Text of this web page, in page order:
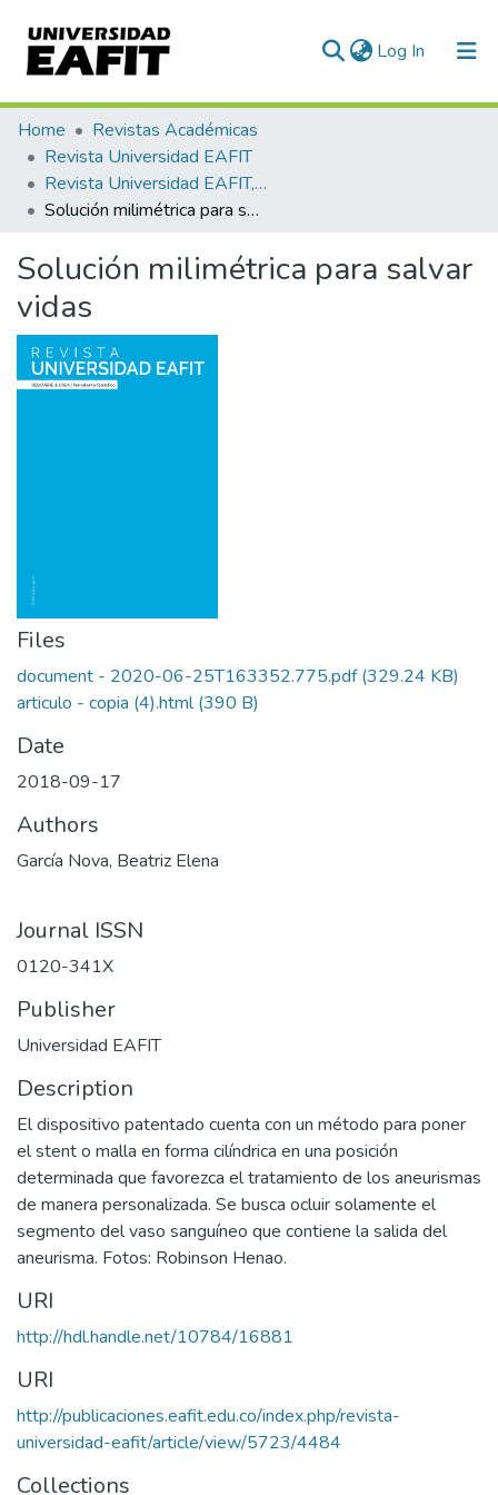
Log In (current)
Communities & Collections
All of DSpace
Statistics
Home
Revistas Académicas
Revista Universidad EAFIT
Revista Universidad EAFIT, Vol. 53, Núm. 171 (2018)
Solución milimétrica para salvar vidas
Solución milimétrica para salvar
vidas
Files
document - 2020-06-25T163352.775.pdf(329.24 KB)
articulo - copia (4).html(390 B)
Date
2018-09-17
Authors
García Nova, Beatriz Elena
Journal ISSN
0120-341X
Publisher
Universidad EAFIT
Description
​El dispositivo patentado cuenta con un método para poner
el stent o malla en forma cilíndrica en una posición
determinada que favorezca el tratamiento de los aneurismas
de manera personalizada. Se busca ocluir solamente el
segmento del vaso sanguíneo que contiene la salida del
aneurisma. Fotos: Robinson Henao.
URI
http://hdl.handle.net/10784/16881
URI
http://publicaciones.eafit.edu.co/index.php/revista-
universidad-eafit/article/view/5723/4484
Collections